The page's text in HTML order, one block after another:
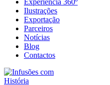
Experiência 360º
Ilustrações
Exportação
Parceiros
Notícias
Blog
Contactos